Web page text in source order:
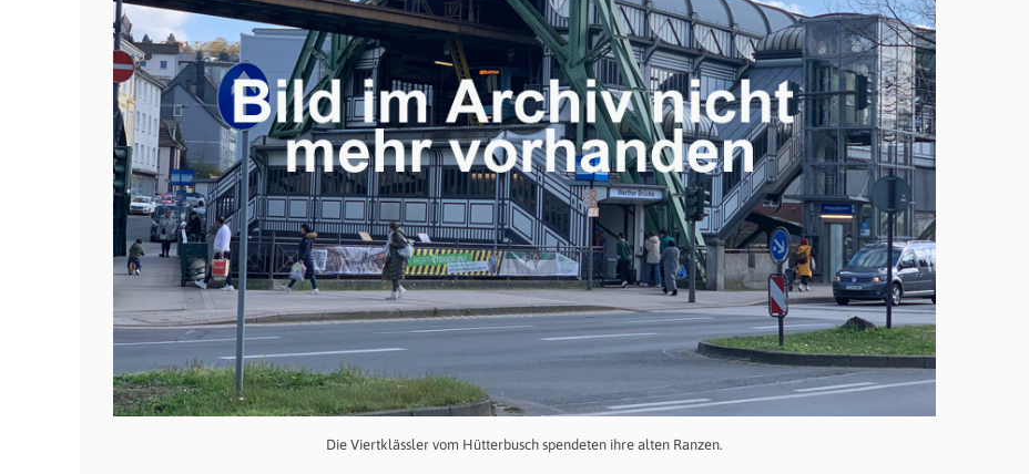
Die Viertklässler vom Hütterbusch spendeten ihre alten Ranzen.